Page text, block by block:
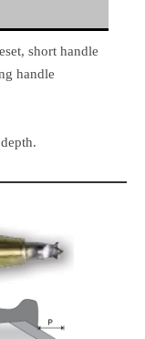
short handle
handle